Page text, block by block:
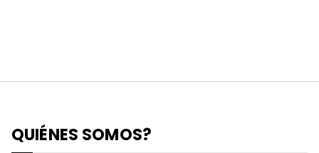
QUIÉNES SOMOS?